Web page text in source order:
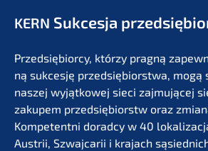
KERN Sukces­ja
Przedsię­bi­or­cy, którzy pragną
ną sukces­ję przedsię­bi­orst­wa, mogą
naszej wyjąt­ko­wej sieci zajmu­jącej
zakupem przedsię­bi­orstw oraz
Kompe­tent­ni dorad­cy w 40
Austrii, Szwaj­ca­rii i krajach